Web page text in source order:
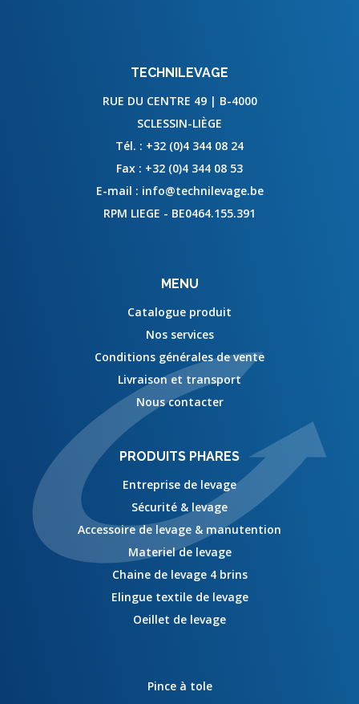
TECHNILEVAGE
RUE DU CENTRE 49 | B-4000
SCLESSIN-LIÈGE
Tél. : +32 (0)4 344 08 24
Fax : +32 (0)4 344 08 53
E-mail : info@technilevage.be
RPM LIEGE - BE0464.155.391
MENU
Catalogue produit
Nos services
Conditions générales de vente
Livraison et transport
Nous contacter
PRODUITS PHARES
Entreprise de levage
Sécurité & levage
Accessoire de levage & manutention
Materiel de levage
Chaine de levage 4 brins
Elingue textile de levage
Oeillet de levage
Pince à tole